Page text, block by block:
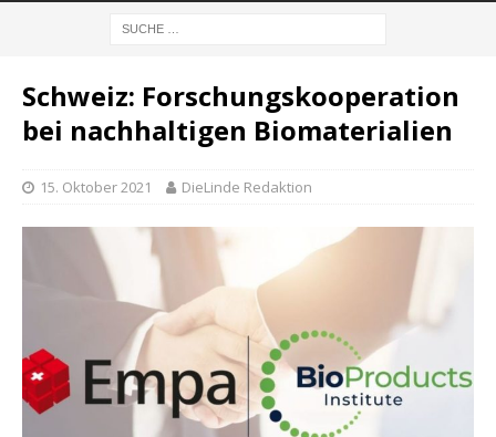
Schweiz: Forschungskooperation
bei nachhaltigen Biomaterialien
15. Oktober 2021 DieLinde Redaktion